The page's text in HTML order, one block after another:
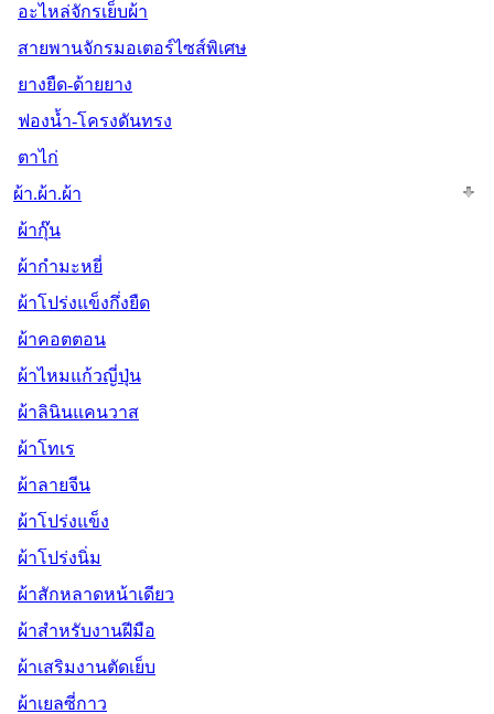
อะไหล่จักรเย็บผ้า
สายพานจักรมอเตอร์ไซส์พิเศษ
ยางยืด-ด้ายยาง
ฟองน้ำ-โครงดันทรง
ตาไก่
ผ้า.ผ้า.ผ้า
ผ้ากุ๊น
ผ้ากำมะหยี่
ผ้าโปร่งแข็งกึ่งยืด
ผ้าคอตตอน
ผ้าไหมแก้วญี่ปุ่น
ผ้าลินินแคนวาส
ผ้าโทเร
ผ้าลายจีน
ผ้าโปร่งแข็ง
ผ้าโปร่งนิ่ม
ผ้าสักหลาดหน้าเดียว
ผ้าสำหรับงานฝีมือ
ผ้าเสริมงานตัดเย็บ
ผ้าเยลซี่กาว